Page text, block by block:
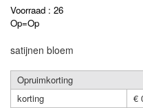
Voorraad : 26
Op=Op
satijnen bloem
Opruimkorting
korting
€